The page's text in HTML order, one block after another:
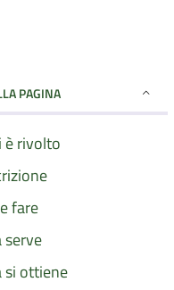
PAGINA
è rivolto
fare
serve
si ottiene